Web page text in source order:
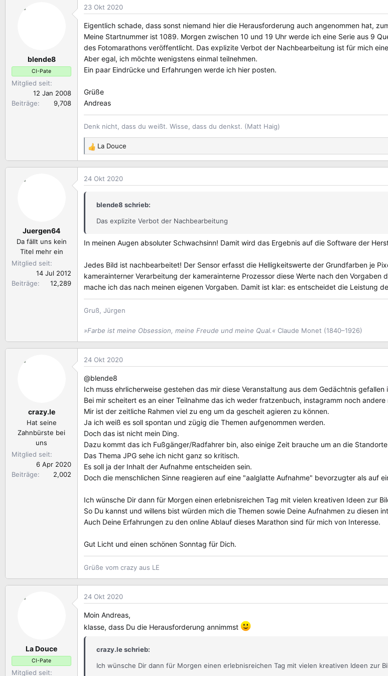
k
i
o
n
e
n
blende8
CI-Pate
Mitglied seit
12 Jan 2008
Beiträge
9,708
23 Okt 2020
Eigentlich schade, dass sonst niemand hier die Herausforderung auch angenommen hat,
Meine Startnummer ist 1089. Morgen zwischen 10 und 19 Uhr werde ich eine Serie aus 9
des Fotomarathons veröffentlicht. Das explizite Verbot der Nachbearbeitung ist für mich
Aber egal, ich möchte wenigstens einmal teilnehmen.
Ein paar Eindrücke und Erfahrungen werde ich hier posten.
Grüße
Andreas
Denk nicht, dass du weißt. Wisse, dass du denkst. (Matt Haig)
R
e
k
n
La Douce
Juergen64
Da fällt uns kein
Titel mehr ein
Mitglied seit
14 Jul 2012
Beiträge
12,289
24 Okt 2020
blende8 schrieb:
Das explizite Verbot der Nachbearbeitung
In meinen Augen absoluter Schwachsinn! Damit wird das Ergebnis auf die Software der
Jedes Bild ist nachbearbeitet! Der Sensor erfasst die Helligkeitswerte der Grundfarben je
kamerainterner Verarbeitung der kamerainterne Prozessor diese Werte nach den
mache ich das nach meinen eigenen Vorgaben. Damit ist klar: es entscheidet die Leistung
Gruß, Jürgen
»Farbe ist meine Obsession, meine Freude und meine Qual.« Claude Monet (1840–1926)
crazy.le
Hat seine
Zahnbürste bei
uns
Mitglied seit
6 Apr 2020
Beiträge
2,002
24 Okt 2020
@blende8
Ich muss ehrlicherweise gestehen das mir diese Veranstaltung aus dem Gedächtnis gefallen
Bei mir scheitert es an einer Teilnahme das ich weder fratzenbuch, instagramm noch
Mir ist der zeitliche Rahmen viel zu eng um da gescheit agieren zu können.
Ja ich weiß es soll spontan und zügig die Themen aufgenommen werden.
Doch das ist nicht mein Ding.
Dazu kommt das ich Fußgänger/Radfahrer bin, also einige Zeit brauche um an die
Das Thema JPG sehe ich nicht ganz so kritisch.
Es soll ja der Inhalt der Aufnahme entscheiden sein.
Doch die menschlichen Sinne reagieren auf eine "aalglatte Aufnahme" bevorzugter als auf
Ich wünsche Dir dann für Morgen einen erlebnisreichen Tag mit vielen kreativen Ideen zur
So Du kannst und willens bist würden mich die Themen sowie Deine Aufnahmen zu diesen
Auch Deine Erfahrungen zu den online Ablauf dieses Marathon sind für mich von Interesse.
Gut Licht und einen schönen Sonntag für Dich.
Grüße vom crazy aus LE
La Douce
CI-Pate
Mitglied seit
24 Okt 2020
Moin Andreas,
klasse, dass Du die Herausforderung annimmst
crazy.le schrieb:
Ich wünsche Dir dann für Morgen einen erlebnisreichen Tag mit vielen kreativen Ideen zur